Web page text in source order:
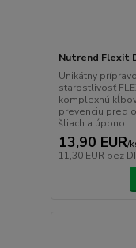
Nutrend Flexit
Unikátny
starostlivosť
komplexnú
prevenciu pred
šliach a úpono...
13,90 EUR/
11,30 EUR bez